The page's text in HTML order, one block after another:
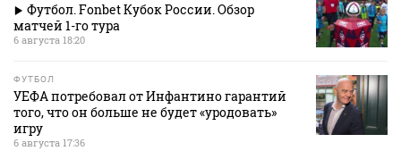
Футбол. Fonbet Кубок России. Обзор
матчей 1-го тура
6 августа 18:20
ФУТБОЛ
УЕФА потребовал от Инфантино гарантий
того, что он больше не будет «уродовать»
игру
6 августа 17:36